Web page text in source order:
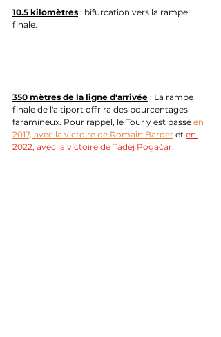
10.5 kilomètres : bifurcation vers la rampe
finale.
350 mètres de la ligne d'arrivée : La rampe
finale de l'altiport offrira des pourcentages
faramineux. Pour rappel, le Tour y est passé en
2017, avec la victoire de Romain Bardet et en
2022, avec la victoire de Tadej Pogačar.